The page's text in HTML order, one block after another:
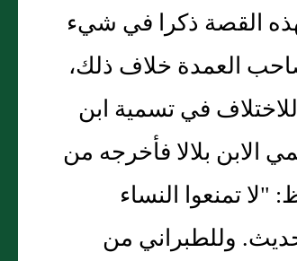
القصة ذكرا في شيء
العمدة خلاف ذلك،
في تسمية ابن
بلالا فأخرجه من
تمنعوا النساء
وللطبراني من